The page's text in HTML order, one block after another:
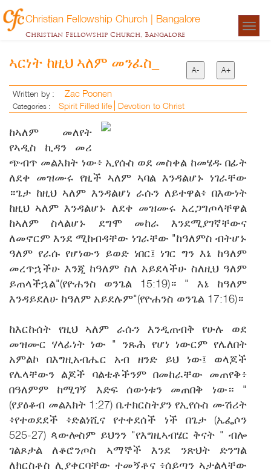
Christian Fellowship Church | Bangalore
Christian Fellowship Church, Bangalore
ኣርነት ከዚህ ኣለም መንፈስ_ A- A+
Written by : Zac Poonen
Categories : Spirit Filled life Devotion to Christ
ከኣለም መለየት
የኣዲስ ኪዳን መሪ
ጭብጥ መልእክት ነው፥ ኢየሱስ ወደ መስቀል ከመሄዱ በፊት
ለደቀ መዝሙሩ የዚች ኣለም ኣባል እንዳልሆኑ ነገራቸው
።ጌታ ከዚህ ኣለም እንዳልሆነ ራሱን ለይተዋል፥ በእውነት
ከዚህ ኣለም እንዳልሆኑ ለደቀ መዝሙሩ አረጋግጦላቸዋል
ከኣለም ስላልሆኑ ደግሞ መከራ እንደሚያገኛቸውና
ለመኖርም እንደ ሚከብዳቸው ነገራቸው "ከዓለምስ ብትሆኑ
ዓለም የራሱ የሆነውን ይወድ ነበር፤ ነገር ግን እኔ ከዓለም
መረጥኋችሁ እንጂ ከዓለም ስለ አይደላችሁ ስለዚህ ዓለም
ይጠላችኋል"(የዮሐንስ ወንጌል 15:19)። " እኔ ከዓለም
እንዳይደለሁ ከዓለም አይደሉም"(የዮሐንስ ወንጌል 17:16)።
ከእርኩሰት የዚህ ኣለም ራሱን እንዲጠብቅ የሁሉ ወደ
መዝሙር ሃላፊነት ነው " ንጹሕ የሆነ ነውርም የሌለበት
አምልኮ በእግዚአብሔር አብ ዘንድ ይህ ነው፤ ወላጆች
የሌላቸውን ልጆች ባልቴቶችንም በመከራቸው መጠየቅ፥
በዓለምም ከሚገኝ እድፍ ሰውነቱን መጠበቅ ነው። "
(የያዕቆብ መልእክት 1:27) ቤተክርስትያን የኢየሱስ ሙሽሪት
፥የተወደደች ፥ድልነሺና የተቀደሰች ነች በጌታ (ኤፌሶን
525-27) ጳውሎስም ይህንን "የእግዚኣብሄር ቅናት " ብሎ
ገልጾታል ለቆሮንጦስ ኣማኞች እንደ ንጽህት ድንግል
ለክርስቶስ ሊያቀርባቸው ተመኝቶና ፥ሰይጣን ኣታልላቸው